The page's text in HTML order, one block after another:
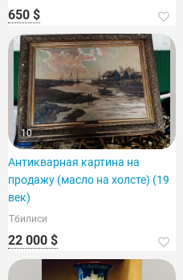
650 $
10
Антикварная картина на
продажу (масло на холсте) (19
век)
Тбилиси
22 000 $